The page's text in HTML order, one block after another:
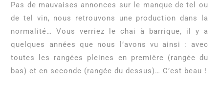
Pas de mauvaises annonces sur le manque de tel ou
de tel vin, nous retrouvons une production dans la
normalité… Vous verriez le chai à barrique, il y a
quelques années que nous l’avons vu ainsi : avec
toutes les rangées pleines en première (rangée du
bas) et en seconde (rangée du dessus)… C’est beau !